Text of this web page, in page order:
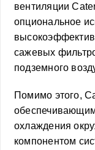
вентиляции
опциональное
сажевых
подземного
Помимо этого,
охлаждения
компонентом